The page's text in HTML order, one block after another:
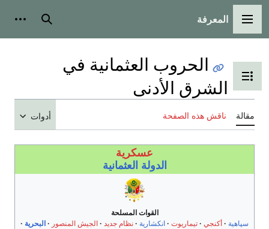
القائمة الرئيسية
المعرفة بحث
تبديل عرض جدول المحتويات
الحروب العثمانية في
الشرق الأدنى
مقالة ناقش هذه الصفحة أدوات
عسكرية
الدولة العثمانية
القوات المسلحة
سپاهية
أكنجي تيماريوت انكشارية نظام جديد الجيش المنصور
البحرية